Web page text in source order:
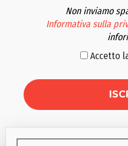
Non inviamo
Informativa sulla
Accetto